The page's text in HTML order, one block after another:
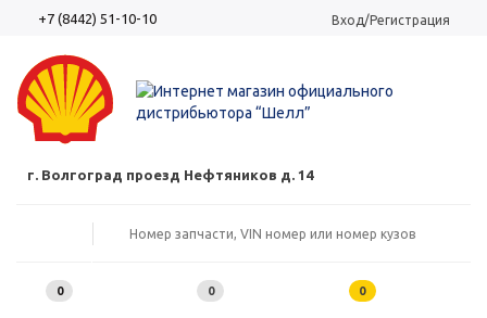
+7 (8442) 51-10-10 Вход/Регистрация
г. Волгоград проезд Нефтяников д. 14
0 0 0